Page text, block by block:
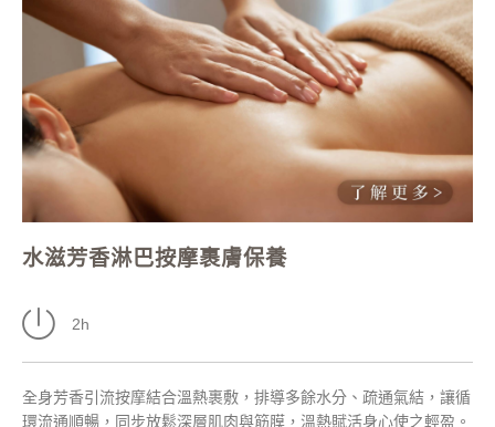
水滋芳香淋巴按摩裹膚保養
2h
全身芳香引流按摩結合溫熱裹敷，排導多餘水分、疏通氣結，讓循
環流通順暢，同步放鬆深層肌肉與筋膜，溫熱賦活身心使之輕盈。